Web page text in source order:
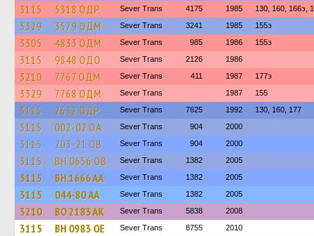
3115 5318 ОДР Sever Trans 4175 1985 130, 160, 166э,
3329 3579 ОДМ Sever Trans 3241 1985 155э
3305 4833 ОДМ Sever Trans 985 1986 155э
3115 9848 ОДО Sever Trans 2126 1986
3210 7767 ОДМ Sever Trans 411 1987 177э
3329 7768 ОДМ Sever Trans 1987 155
3115 2632 ОДР Sever Trans 7625 1992 130, 160, 177
3115 002-02 ОА Sever Trans 904 2000
3115 203-21 ОВ Sever Trans 904 2000
3115 BH 0656 OB Sever Trans 1382 2005
3115 BH 1666 AA Sever Trans 1382 2005
3115 044-80 АА Sever Trans 1382 2005
3210 BO 2183 AK Sever Trans 5838 2008
3115 BH 0983 OE Sever Trans 8755 2010